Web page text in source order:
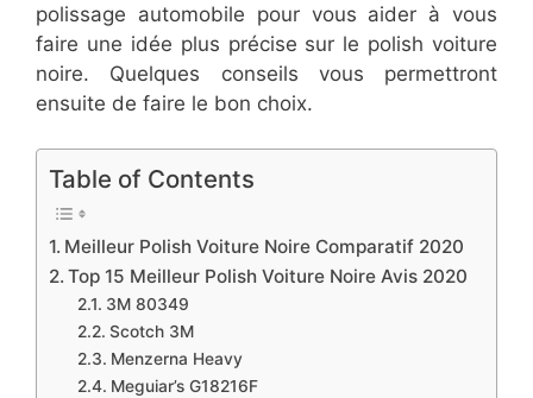
polissage automobile pour vous aider à vous
faire une idée plus précise sur le polish voiture
noire. Quelques conseils vous permettront
ensuite de faire le bon choix.
Table of Contents
Meilleur Polish Voiture Noire Comparatif 2020
Top 15 Meilleur Polish Voiture Noire Avis 2020
​3M 80349
​Scotch 3M
​Menzerna Heavy
​Meguiar’s G18216F